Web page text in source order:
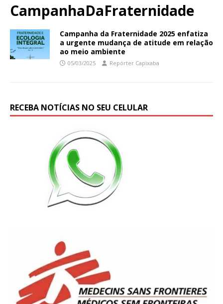
CampanhaDaFraternidade
Campanha da Fraternidade 2025 enfatiza
a urgente mudança de atitude em relação
ao meio ambiente
05/03/2025 Repórter Capixaba
RECEBA NOTÍCIAS NO SEU CELULAR